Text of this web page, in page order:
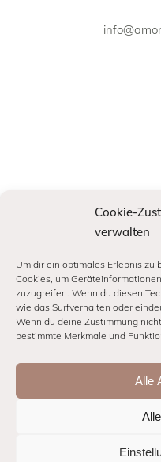
Cookie-
verwalten
Um dir ein optimales Erlebnis
Cookies, um
zuzugreifen. Wenn du diesen
wie das Surfverhalten oder
Wenn du deine Zustimmung
bestimmte Merkmale und
Alle